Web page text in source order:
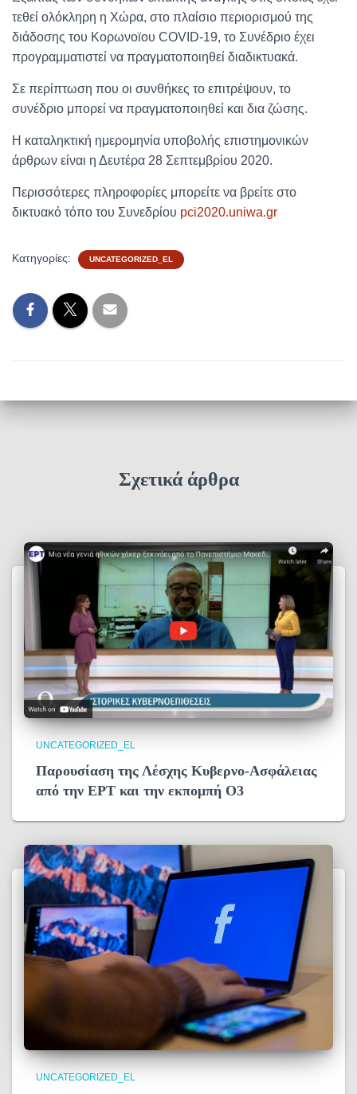
τεθεί ολόκληρη η Χώρα, στο πλαίσιο περιορισμού της
διάδοσης του Κορωνοϊου COVID-19, το Συνέδριο έχει
προγραμματιστεί να πραγματοποιηθεί διαδικτυακά.
Σε περίπτωση που οι συνθήκες το επιτρέψουν, το
συνέδριο μπορεί να πραγματοποιηθεί και δια ζώσης.
Η καταληκτική ημερομηνία υποβολής επιστημονικών
άρθρων είναι η Δευτέρα 28 Σεπτεμβρίου 2020.
Περισσότερες πληροφορίες μπορείτε να βρείτε στο
δικτυακό τόπο του Συνεδρίου pci2020.uniwa.gr
Κατηγορίες: UNCATEGORIZED_EL
Σχετικά άρθρα
UNCATEGORIZED_EL
Παρουσίαση της Λέσχης Κυβερνο-Ασφάλειας
από την ΕΡΤ και την εκπομπή Ο3
UNCATEGORIZED_EL